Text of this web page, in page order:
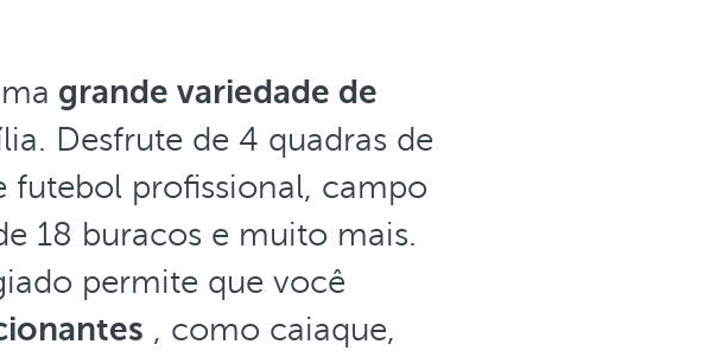
grande variedade de
Desfrute de 4 quadras de
futebol profissional, campo
18 buracos e muito mais.
permite que você
, como caiaque,